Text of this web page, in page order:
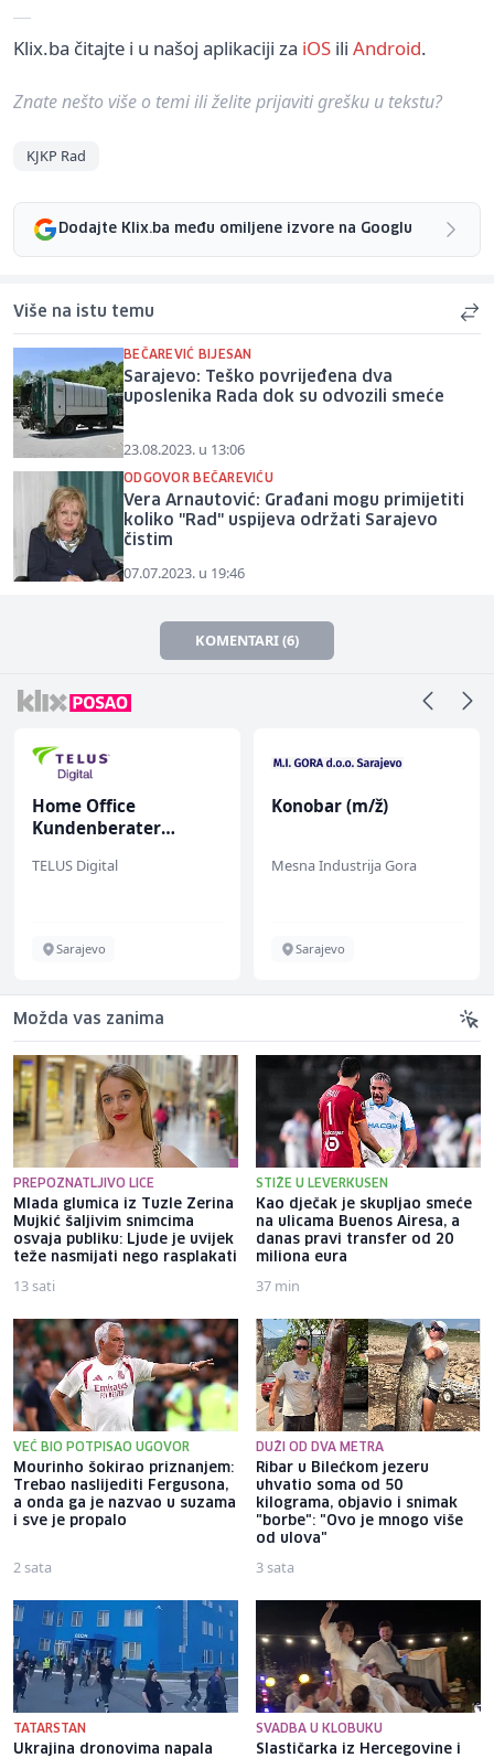
Klix.ba čitajte i u našoj aplikaciji za iOS ili Android.
Znate nešto više o temi ili želite prijaviti grešku u tekstu?
KJKP Rad
Dodajte Klix.ba među omiljene izvore na Googlu
Više na istu temu
BEČAREVIĆ BIJESAN
Sarajevo: Teško povrijeđena dva
uposlenika Rada dok su odvozili smeće
23.08.2023. u 13:06
ODGOVOR BEČAREVIĆU
Vera Arnautović: Građani mogu primijetiti
koliko "Rad" uspijeva održati Sarajevo
čistim
07.07.2023. u 19:46
KOMENTARI (6)
Home Office
Kundenberater
renommiertes
TELUS Digital
Sarajevo
Konobar (m/ž)
Mesna Industrija Gora
Sarajevo
Možda vas zanima
PREPOZNATLJIVO LICE
Mlada glumica iz Tuzle Zerina
Mujkić šaljivim snimcima
osvaja publiku: Ljude je uvijek
teže nasmijati nego rasplakati
13 sati
STIŽE U LEVERKUSEN
Kao dječak je skupljao smeće
na ulicama Buenos Airesa, a
danas pravi transfer od 20
miliona eura
37 min
VEĆ BIO POTPISAO UGOVOR
Mourinho šokirao priznanjem:
Trebao naslijediti Fergusona,
a onda ga je nazvao u suzama
i sve je propalo
2 sata
DUŽI OD DVA METRA
Ribar u Bilećkom jezeru
uhvatio soma od 50
kilograma, objavio i snimak
"borbe": "Ovo je mnogo više
od ulova"
3 sata
TATARSTAN
Ukrajina dronovima napala
SVADBA U KLOBUKU
Slastičarka iz Hercegovine i